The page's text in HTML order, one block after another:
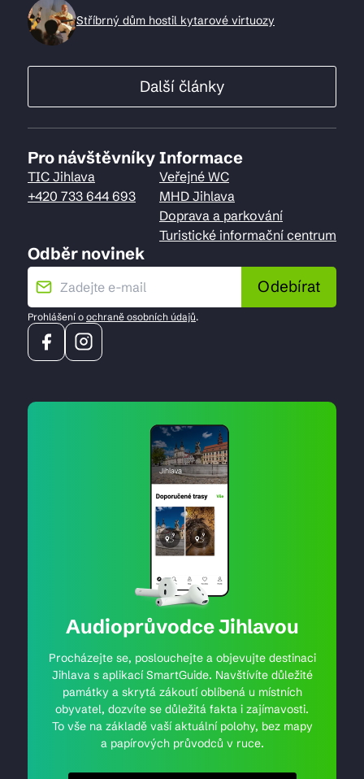
Stříbrný dům hostil kytarové virtuozy
Další články
Pro návštěvníky
TIC Jihlava
+420 733 644 693
Informace
Veřejné WC
MHD Jihlava
Doprava a parkování
Turistické informační centrum
Odběr novinek
Odebírat
Prohlášení o ochraně osobních údajů.
Audioprůvodce Jihlavou
Procházejte se, poslouchejte a objevujte destinaci
Jihlava s aplikací SmartGuide. Navštívíte důležité
památky a skrytá zákoutí oblíbená u místních
obyvatel, dozvíte se důležitá fakta i zajímavosti.
To vše na základě vaší aktuální polohy, bez mapy
a papírových průvodců v ruce.